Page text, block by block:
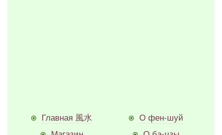
Главная 風水
О фен-шуй